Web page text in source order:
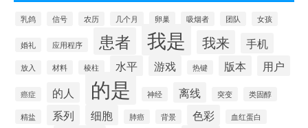
乳鸽 信号 农历 几个月 卵巢 吸烟者 团队 女孩
婚礼 应用程序 患者 我是 我来 手机
放入 材料 棱柱 水平 游戏 热键 版本 用户
癌症 的人 的是 神经 离线 突变 类固醇
精盐 系列 细胞 肺癌 背景 色彩 血红蛋白